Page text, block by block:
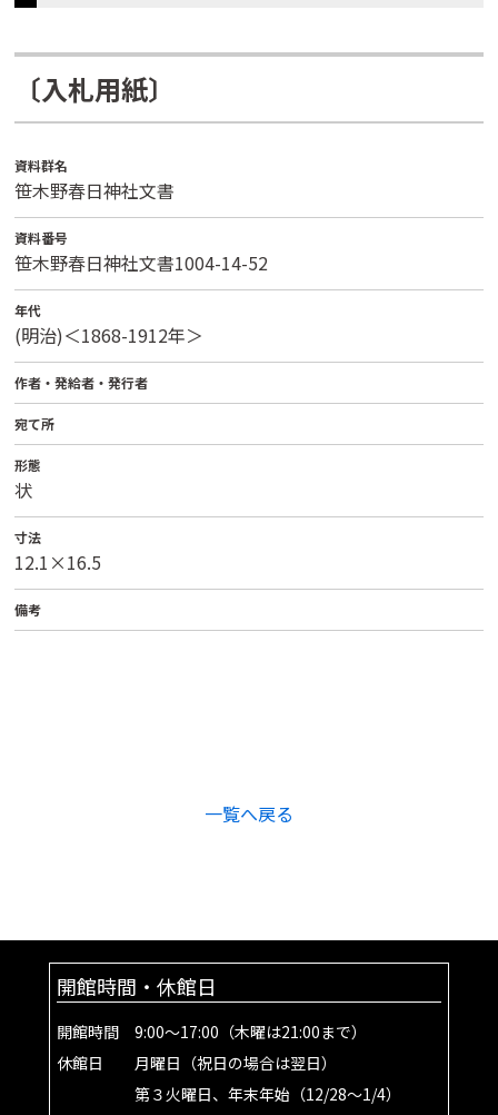
〔入札用紙〕
資料群名
笹木野春日神社文書
資料番号
笹木野春日神社文書1004-14-52
年代
(明治)＜1868-1912年＞
作者・発給者・発行者
宛て所
形態
状
寸法
12.1×16.5
備考
一覧へ戻る
開館時間・休館日
開館時間 9:00～17:00（木曜は21:00まで）
休館日 月曜日（祝日の場合は翌日）
第３火曜日、年末年始（12/28～1/4）